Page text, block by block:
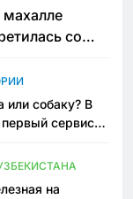
махалле
со
или собаку? В
сервис
на